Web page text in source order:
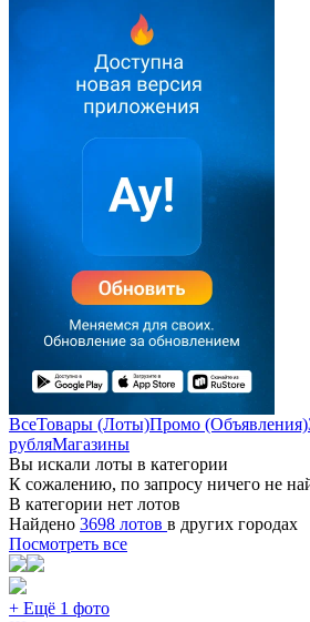
ВсеТовары (Лоты)Промо (Объявления)
рубляМагазины
Вы искали лоты в категории
К сожалению, по запросу ничего не
В категории нет лотов
Найдено 3698 лотов в других городах
Посмотреть все
+ Ещё 1 фото